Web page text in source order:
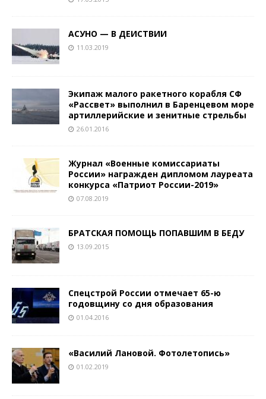
АСУНО — В ДЕИСТВИИ
11.03.2019
Экипаж малого ракетного корабля СФ
«Рассвет» выполнил в Баренцевом море
артиллерийские и зенитные стрельбы
26.01.2016
Журнал «Военные комиссариаты
России» награжден дипломом лауреата
конкурса «Патриот России-2019»
07.08.2019
БРАТСКАЯ ПОМОЩЬ ПОПАВШИМ В БЕДУ
13.09.2015
Спецстрой России отмечает 65-ю
годовщину со дня образования
01.04.2016
«Василий Лановой. Фотолетопись»
01.02.2019